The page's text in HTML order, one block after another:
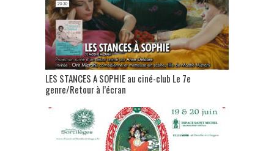
LES STANCES A SOPHIE au ciné-club Le 7e
genre/Retour à l’écran